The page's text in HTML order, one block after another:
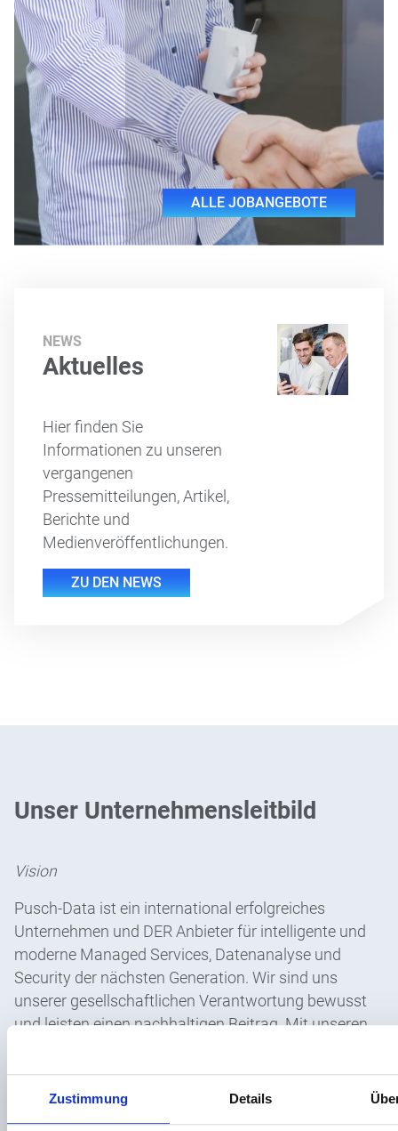
Zustimmung Details
ALLE JOBANGEBOTE
NEWS
Aktuelles
Hier finden Sie
Informationen zu unseren
vergangenen
Pressemitteilungen, Artikel,
Berichte und
Medienveröffentlichungen.
ZU DEN NEWS
Unser Unternehmensleitbild
Vision
Pusch-Data ist ein international erfolgreiches
Unternehmen und DER Anbieter für intelligente und
moderne Managed Services, Datenanalyse und
Security der nächsten Generation. Wir sind uns
unserer gesellschaftlichen Verantwortung bewusst
und leisten einen nachhaltigen Beitrag. Mit unseren
offene und transparente Unternehmenskultur, bei der
wir als Team unabhängig vom Arbeitsort füreinander